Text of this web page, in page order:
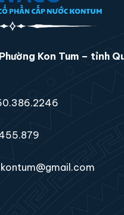
Kon Tum – tỉnh